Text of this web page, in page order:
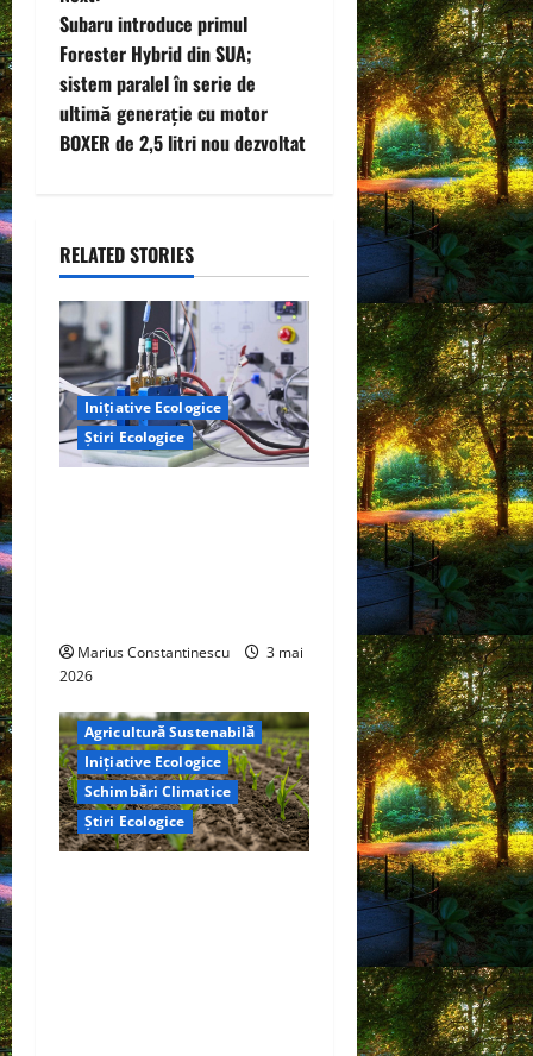
n
a
v
g
a
t
i
o
Subaru introduce primul
Forester Hybrid din SUA;
sistem paralel în serie de
ultimă generație cu motor
BOXER de 2,5 litri nou dezvoltat
RELATED STORIES
Inițiative Ecologice
Știri Ecologice
Marius Constantinescu
3 mai
2026
Agricultură Sustenabilă
Inițiative Ecologice
Schimbări Climatice
Știri Ecologice